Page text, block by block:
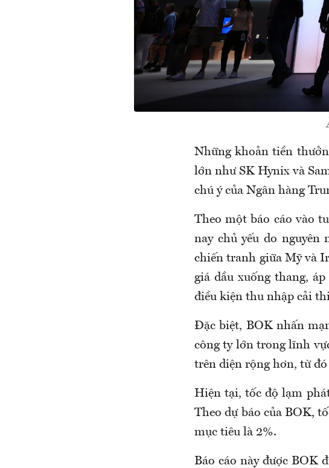
Những khoản tiền
lớn như SK Hynix và
chú ý của Ngân hàng
Theo một báo cáo vào
nay chủ yếu do nguyên
chiến tranh giữa Mỹ và
giá dầu xuống thang,
điều kiện thu nhập cải
Đặc biệt, BOK nhấn
công ty lớn trong lĩnh
trên diện rộng hơn, từ
Hiện tại, tốc độ lạm
Theo dự báo của BOK,
mục tiêu là 2%.
Báo cáo này được BOK